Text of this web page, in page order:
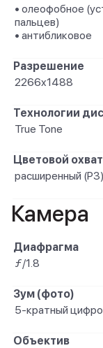
• олеофобное
пальцев)
• антибликовое
Разрешение
2266x1488
Технологии
True Tone
Цветовой охват
расширенный (P3)
Камера
Диафрагма
ƒ/1.8
Зум (фото)
5-кратный
Объектив